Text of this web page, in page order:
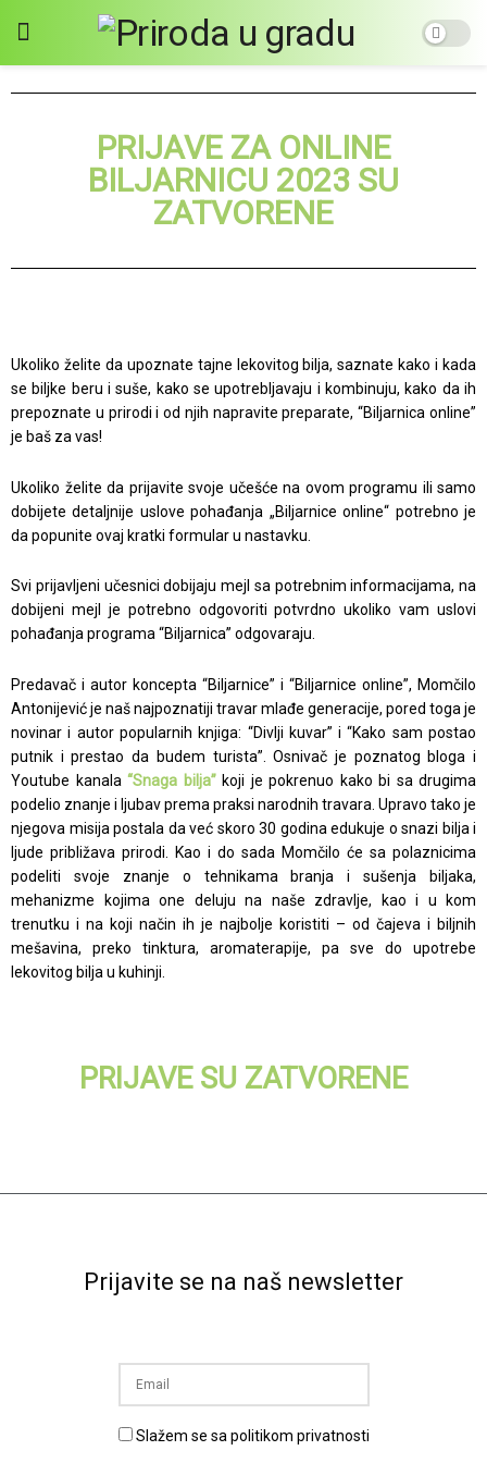
PRIJAVE ZA ONLINE
BILJARNICU 2023 SU
ZATVORENE
Ukoliko želite da upoznate tajne lekovitog bilja, saznate kako i kada
se biljke beru i suše, kako se upotrebljavaju i kombinuju, kako da ih
prepoznate u prirodi i od njih napravite preparate, “Biljarnica online”
je baš za vas!
Ukoliko želite da prijavite svoje učešće na ovom programu ili samo
dobijete detaljnije uslove pohađanja „Biljarnice online“ potrebno je
da popunite ovaj kratki formular u nastavku.
Svi prijavljeni učesnici dobijaju mejl sa potrebnim informacijama, na
dobijeni mejl je potrebno odgovoriti potvrdno ukoliko vam uslovi
pohađanja programa “Biljarnica” odgovaraju.
Predavač i autor koncepta “Biljarnice” i “Biljarnice online”, Momčilo
Antonijević je naš najpoznatiji travar mlađe generacije, pored toga je
novinar i autor popularnih knjiga: “Divlji kuvar” i “Kako sam postao
putnik i prestao da budem turista”. Osnivač je poznatog bloga i
Youtube kanala “Snaga bilja”koji je pokrenuo kako bi sa drugima
podelio znanje i ljubav prema praksi narodnih travara. Upravo tako je
njegova misija postala da već skoro 30 godina edukuje o snazi bilja i
ljude približava prirodi. Kao i do sada Momčilo će sa polaznicima
podeliti svoje znanje o tehnikama branja i sušenja biljaka,
mehanizme kojima one deluju na naše zdravlje, kao i u kom
trenutku i na koji način ih je najbolje koristiti – od čajeva i biljnih
mešavina, preko tinktura, aromaterapije, pa sve do upotrebe
lekovitog bilja u kuhinji.
PRIJAVE SU ZATVORENE
Prijavite se na naš newsletter
Slažem se sa politikom privatnosti